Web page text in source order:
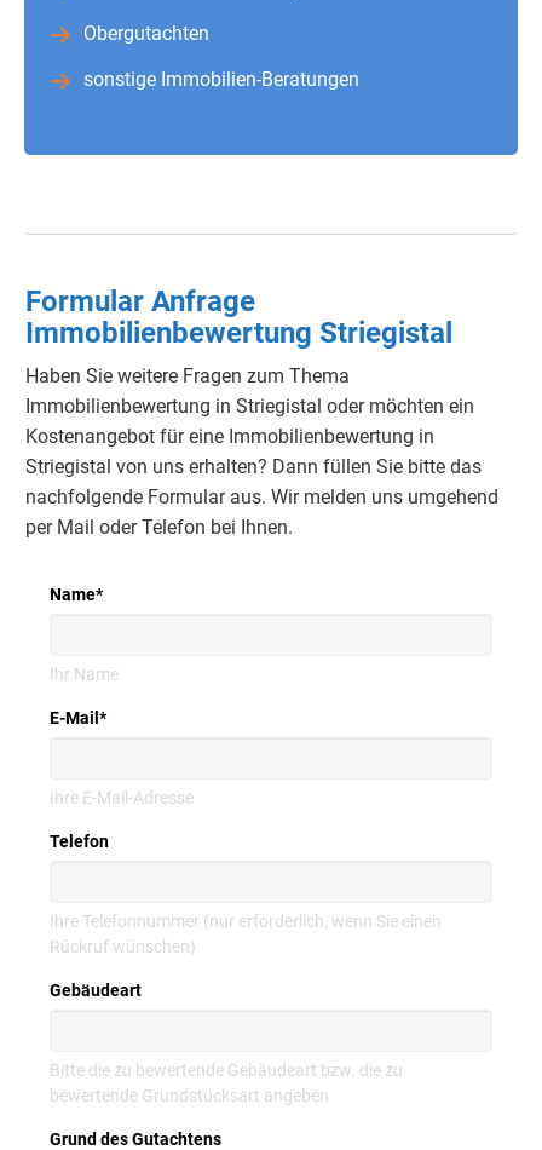
Obergutachten
sonstige Immobilien-Beratungen
Formular Anfrage
Immobilienbewertung Striegistal
Haben Sie weitere Fragen zum Thema
Immobilienbewertung in Striegistal oder möchten ein
Kostenangebot für eine Immobilienbewertung in
Striegistal von uns erhalten? Dann füllen Sie bitte das
nachfolgende Formular aus. Wir melden uns umgehend
per Mail oder Telefon bei Ihnen.
Name*
Ihr Name
E-Mail *
Ihre E-Mail-Adresse
Telefon
Ihre Telefonnummer (nur erforderlich, wenn Sie einen
Rückruf wünschen)
Gebäudeart
Bitte die zu bewertende Gebäudeart bzw. die zu
bewertende Grundstücksart angeben
Grund des Gutachtens